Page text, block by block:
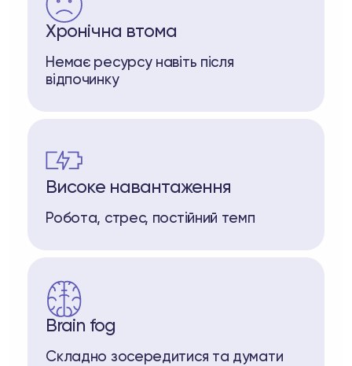
Хронічна втома
Немає ресурсу навіть після
відпочинку
Високе навантаження
Робота, стрес, постійний темп
Brain fog
Складно зосередитися та думати